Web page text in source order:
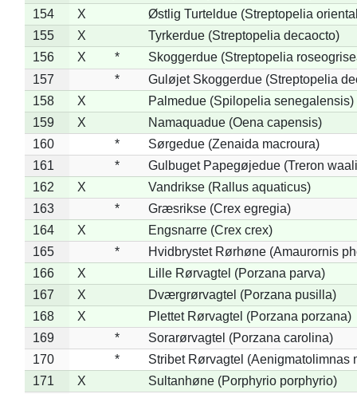
154
X
Østlig Turteldue (Streptopelia
155
X
Tyrkerdue (Streptopelia decaocto)
156
X *
Skoggerdue (Streptopelia
157
*
Guløjet Skoggerdue (Streptopelia
158
X
Palmedue (Spilopelia senegalensis)
159
X
Namaquadue (Oena capensis)
160
*
Sørgedue (Zenaida macroura)
161
*
Gulbuget Papegøjedue (Treron
162
X
Vandrikse (Rallus aquaticus)
163
*
Græsrikse (Crex egregia)
164
X
Engsnarre (Crex crex)
165
*
Hvidbrystet Rørhøne (Amaurornis
166
X
Lille Rørvagtel (Porzana parva)
167
X
Dværgrørvagtel (Porzana pusilla)
168
X
Plettet Rørvagtel (Porzana porzana)
169
*
Sorarørvagtel (Porzana carolina)
170
*
Stribet Rørvagtel (Aenigmatolimnas
171
X
Sultanhøne (Porphyrio porphyrio)